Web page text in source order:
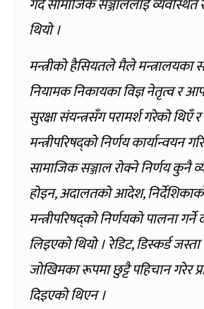
गर्दै सामाजिक सञ्जाललाई व्यवस्थित
थियो ।
मन्त्रीको हैसियतले मैले
नियामक निकायका विज्ञ नेतृत्व र
सुरक्षा संयन्त्रसँग परामर्श गरेको थिएँ
मन्त्रीपरिषद्को निर्णय कार्यान्वयन
सामाजिक सञ्जाल रोक्ने निर्णय कुनै
होइन, अदालतको आदेश,
मन्त्रीपरिषद्को निर्णयको पालना
लिइएको थियो । रेडिट, डिस्कर्ड
जोखिमका रूपमा छुट्टै पहिचान गरेर
दिइएको थिएन ।